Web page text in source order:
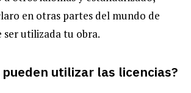
en otras partes del mundo de
ser utilizada tu obra.
pueden utilizar las licencias?